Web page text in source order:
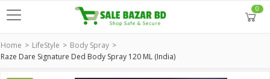
0
Home LifeStyle
Body Spray
Raze Dare Signature Ded Body Spray 120 ML (India)